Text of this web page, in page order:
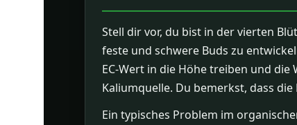
Stell dir vor, du bist in der vierten
feste und schwere Buds zu
EC-Wert in die Höhe treiben und
Kaliumquelle. Du bemerkst, dass
Ein typisches Problem im